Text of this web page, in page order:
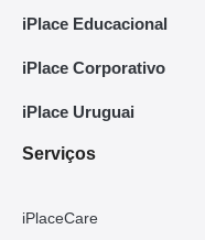
iPlace Educacional
iPlace Corporativo
iPlace Uruguai
Serviços
iPlaceCare